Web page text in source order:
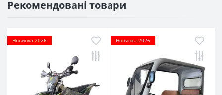
Рекомендовані товари
Новинка 2026 Новинка 2026